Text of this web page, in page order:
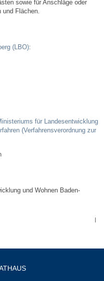
sowie für Anschläge oder
und Flächen.
(LBO):
für Landesentwicklung
(Verfahrensverordnung zur
und Wohnen Baden-
|